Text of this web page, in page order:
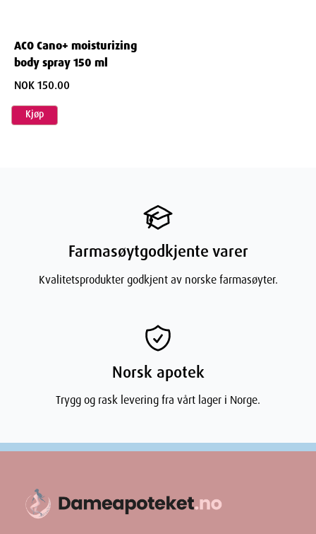
ACO Cano+ moisturizing
body spray 150 ml
NOK 150.00
Kjøp
Farmasøytgodkjente varer
Kvalitetsprodukter godkjent av norske farmasøyter.
Norsk apotek
Trygg og rask levering fra vårt lager i Norge.